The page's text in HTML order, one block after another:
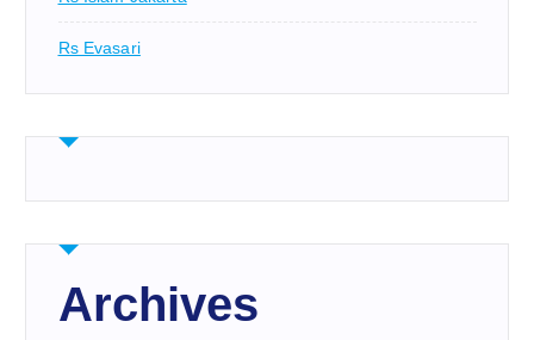
Rs Evasari
Archives